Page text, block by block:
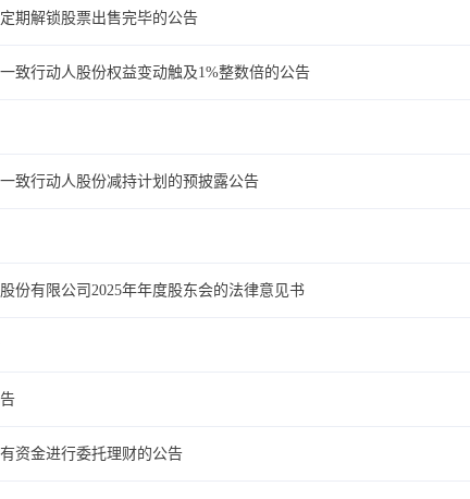
期解锁股票出售完毕的公告
致行动人股份权益变动触及1%整数倍的公告
致行动人股份减持计划的预披露公告
份有限公司2025年年度股东会的法律意见书
资金进行委托理财的公告